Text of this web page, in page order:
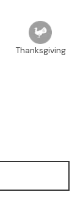
Thanksgiving